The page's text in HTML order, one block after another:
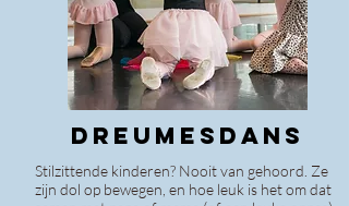
DREUMESDANS
Stilzittende kinderen? Nooit van gehoord. Ze
zijn dol op bewegen, en hoe leuk is het om dat